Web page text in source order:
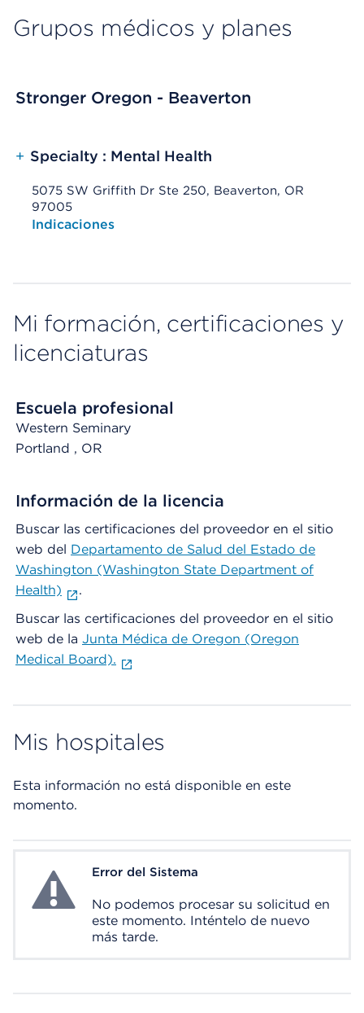
Grupos médicos y planes
Stronger Oregon - Beaverton
+ Specialty : Mental Health
5075 SW Griffith Dr Ste 250, Beaverton, OR
97005
Opens native map application on mobile devices
Indicaciones
Mi formación, certificaciones y
licenciaturas
Escuela profesional
Western Seminary
Portland , OR
Información de la licencia
Buscar las certificaciones del proveedor en el sitio
web del Departamento de Salud del Estado de
Washington (Washington State Department of
Health)
.
Buscar las certificaciones del proveedor en el sitio
web de la Junta Médica de Oregon (Oregon
Medical Board).
Mis hospitales
Esta información no está disponible en este
momento.
System ErrorError del Sistema
No podemos procesar su solicitud en
este momento. Inténtelo de nuevo
más tarde.